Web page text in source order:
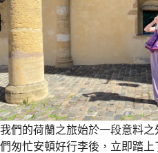
我們的荷蘭之旅始於一段意料
們匆忙安頓好行李後，立即踏